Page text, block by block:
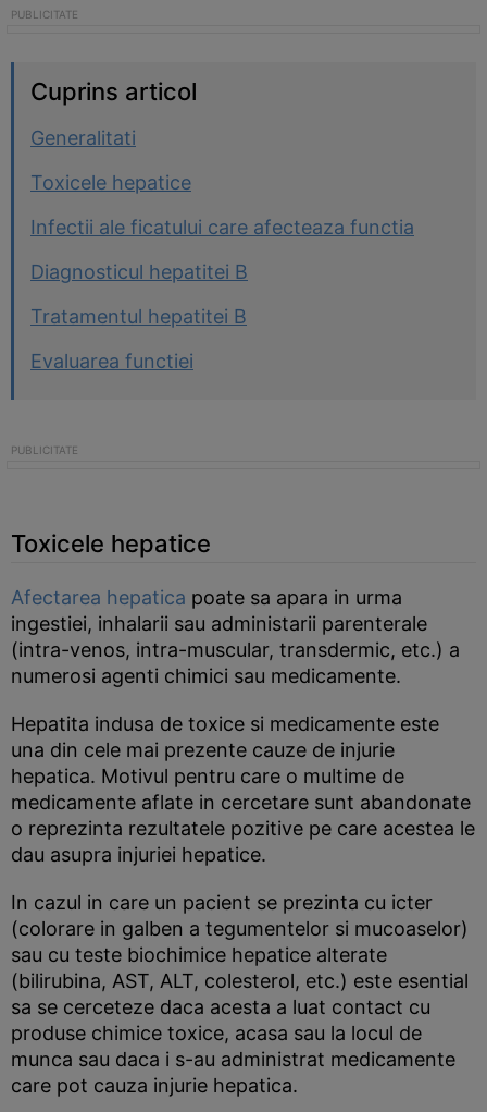
Cuprins articol
Generalitati
Toxicele hepatice
Infectii ale ficatului care afecteaza functia
Diagnosticul hepatitei B
Tratamentul hepatitei B
Evaluarea functiei
Toxicele hepatice
Afectarea hepatica poate sa apara in urma
ingestiei, inhalarii sau administarii parenterale
(intra-venos, intra-muscular, transdermic, etc.) a
numerosi agenti chimici sau medicamente.
Hepatita indusa de toxice si medicamente este
una din cele mai prezente cauze de injurie
hepatica. Motivul pentru care o multime de
medicamente aflate in cercetare sunt abandonate
o reprezinta rezultatele pozitive pe care acestea le
dau asupra injuriei hepatice.
In cazul in care un pacient se prezinta cu icter
(colorare in galben a tegumentelor si mucoaselor)
sau cu teste biochimice hepatice alterate
(bilirubina, AST, ALT, colesterol, etc.) este esential
sa se cerceteze daca acesta a luat contact cu
produse chimice toxice, acasa sau la locul de
munca sau daca i s-au administrat medicamente
care pot cauza injurie hepatica.